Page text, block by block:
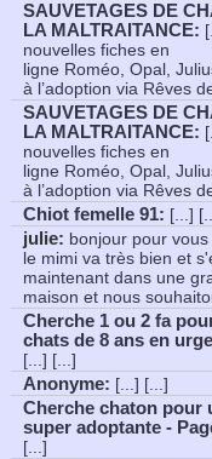
SAUVETAGES DE
LA MALTRAITANCE:
nouvelles fiches en
ligne Roméo, Opal,
à l’adoption via Rêves
SAUVETAGES DE
LA MALTRAITANCE:
nouvelles fiches en
ligne Roméo, Opal,
à l’adoption via Rêves
Chiot femelle 91: [...]
julie: bonjour pour
le mimi va très bien et
maintenant dans une
maison et nous
Cherche 1 ou 2 fa
chats de 8 ans en
[...] [...]
Anonyme: [...] [...]
Cherche chaton pour
super adoptante -
[...]